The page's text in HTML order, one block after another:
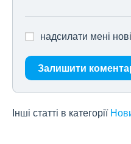
надсилати мені
Залишити
Інші статті в категорії